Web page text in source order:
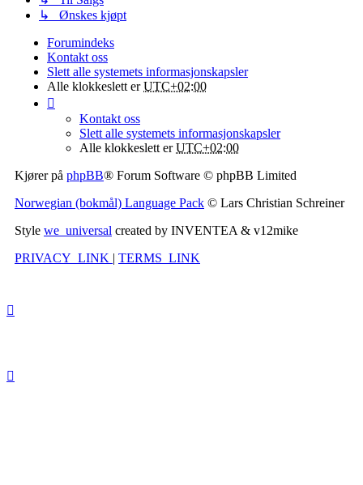
↳ Ønskes kjøpt
Forumindeks
Kontakt oss
Slett alle systemets informasjonskapsler
Alle klokkeslett erUTC+02:00
Kontakt oss
Slett alle systemets informasjonskapsler
Alle klokkeslett erUTC+02:00
Kjører på phpBB® Forum Software © phpBB Limited
Norwegian (bokmål) Language Pack © Lars Christian Schreiner
Style we_universal created by INVENTEA & v12mike
PRIVACY_LINK | TERMS_LINK